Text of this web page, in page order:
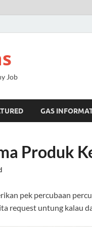
Job
GAS
Produk
pek percubaan
request untung kalau